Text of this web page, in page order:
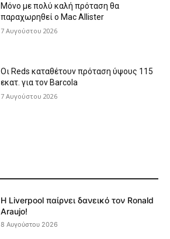
Μόνο με πολύ καλή πρόταση θα
παραχωρηθεί ο Mac Allister
7 Αυγούστου 2026
Οι Reds καταθέτουν πρόταση ύψους 115
εκατ. για τον Barcola
7 Αυγούστου 2026
Η Liverpool παίρνει δανεικό τον Ronald
Araujo!
8 Αυγούστου 2026